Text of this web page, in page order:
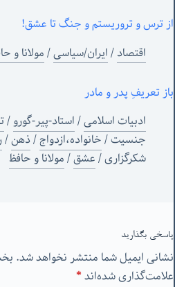
از ترس و تروریستم و جنگ تا عشق!
اقتصاد/ایران/سیاسی/مولانا و
باز تعریفِ پدر و مادر
ادبیات اسلامی/استاد-پیر-گورو/
جنسیت/خانواده،ازدواج/ذهن/
شکرگزاری/عشق/مولانا و حافظ
پاسخی بگذارید
نشانی ایمیل شما منتشر نخواهد شد.
علامت‌گذاری شده‌اند*